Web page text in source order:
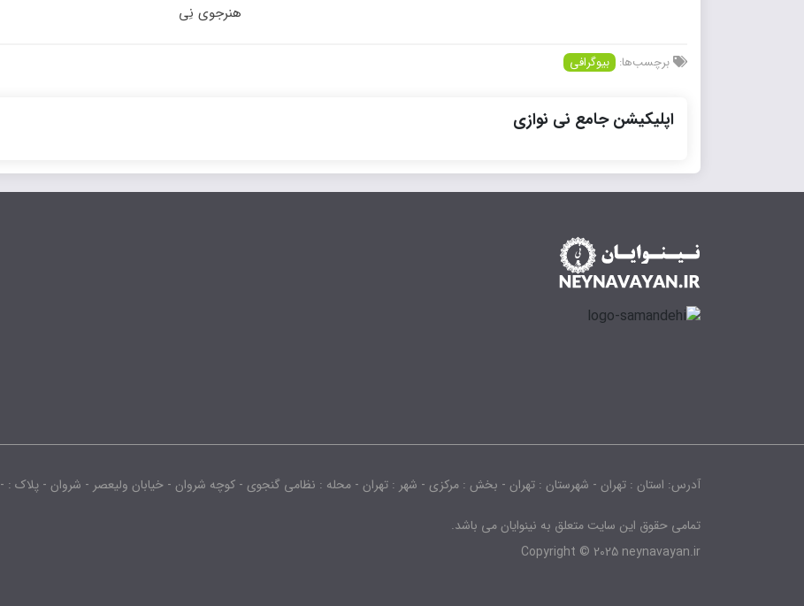
هنرجوی نِی
برچسب‌ها: بیوگرافی
اپلیکیشن جامع نی نوازی
آدرس: استان : تهران - شهرستان : تهران - بخش : مرکزی - شهر : تهران - محله : نظامی گنجوی - کوچه شروان - خیابان ولیعصر - شروان - پلاک : -2442.0 - طبقه : 3 - واحد : 9
تمامی حقوق این سایت متعلق به نینوایان می باشد.
Copyright © 2025 neynavayan.ir